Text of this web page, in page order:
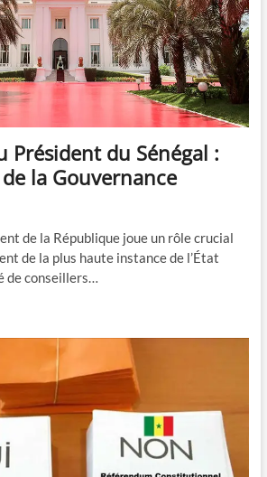
Président du Sénégal :
la Gouvernance
de la République joue un rôle crucial
de la plus haute instance de l’État
de conseillers…